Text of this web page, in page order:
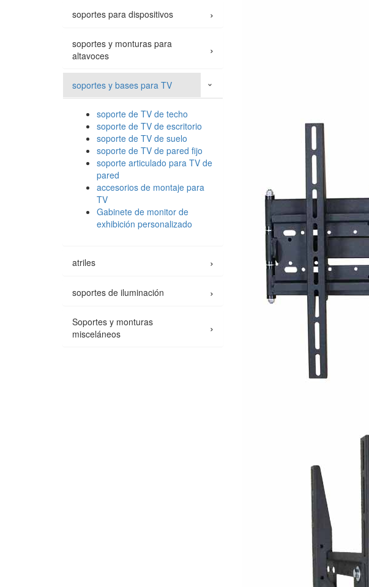
soportes para dispositivos ›
soportes y monturas para
altavoces
›
soportes y bases para TV ›
soporte de TV de techo
soporte de TV de escritorio
soporte de TV de suelo
soporte de TV de pared fijo
soporte articulado para TV de
pared
accesorios de montaje para
TV
Gabinete de monitor de
exhibición personalizado
atriles ›
soportes de iluminación ›
Soportes y monturas
misceláneos
›